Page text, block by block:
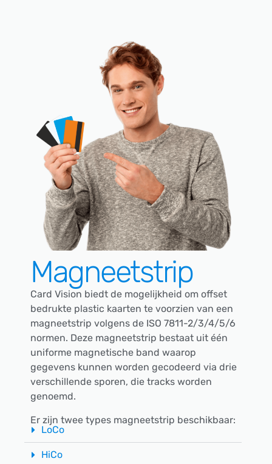
Magneetstrip
Card Vision biedt de mogelijkheid om offset
bedrukte plastic kaarten te voorzien van een
magneetstrip volgens de ISO 7811-2/3/4/5/6
normen. Deze magneetstrip bestaat uit één
uniforme magnetische band waarop
gegevens kunnen worden gecodeerd via drie
verschillende sporen, die tracks worden
genoemd.
Er zijn twee types magneetstrip beschikbaar:
LoCo
HiCo